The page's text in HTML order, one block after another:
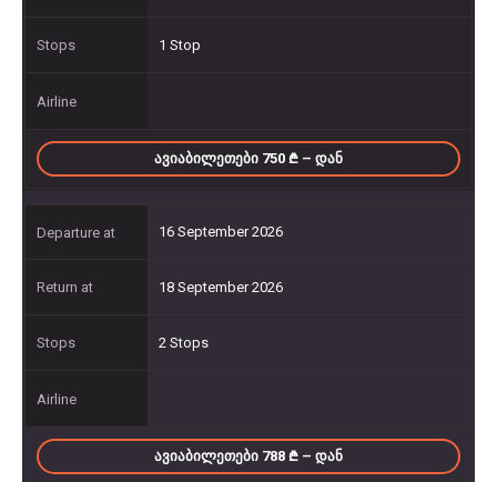
1 Stop
ᲐᲕᲘᲐᲑᲘᲚᲔᲗᲔᲑᲘ 750 – ᲓᲐᲜ
16 September 2026
18 September 2026
2 Stops
ᲐᲕᲘᲐᲑᲘᲚᲔᲗᲔᲑᲘ 788 – ᲓᲐᲜ